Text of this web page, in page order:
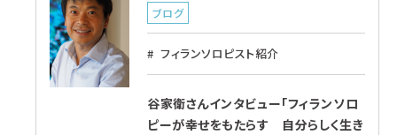
ブログ
フィランソロピスト紹介
谷家衛さんインタビュー「フィランソロ
ピーが幸せをもたらす 自分らしく生き